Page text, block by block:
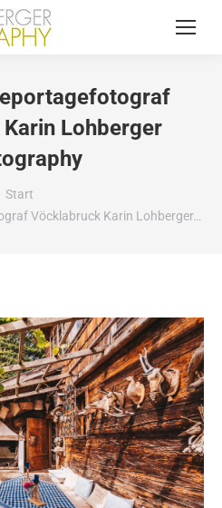
Lohberger
Start
Vöcklabruck Karin Lohberger…